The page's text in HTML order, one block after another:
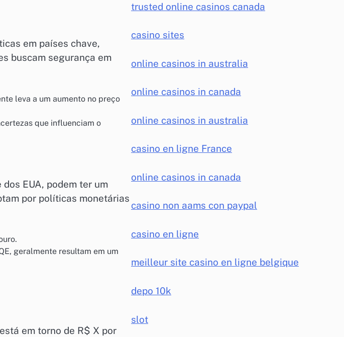
em países chave,
buscam segurança em
leva a um aumento no preço
que influenciam o
EUA, podem ter um
por políticas monetárias
geralmente resultam em um
em torno de R$ X por
trusted online casinos canada
casino sites
online casinos in australia
online casinos in canada
online casinos in australia
casino en ligne France
online casinos in canada
casino non aams con paypal
casino en ligne
meilleur site casino en ligne belgique
depo 10k
slot